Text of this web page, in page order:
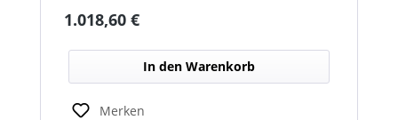
Einsatz im Winterdienst.
Regulärer Preis:
1.018,60 €
In den Warenkorb
Merken